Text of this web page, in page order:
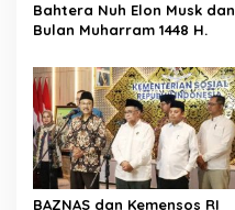
Bahtera Nuh Elon Musk dan
Bulan Muharram 1448 H.
BAZNAS dan Kemensos RI